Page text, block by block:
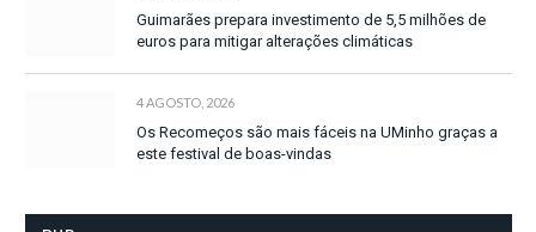
Guimarães prepara investimento de 5,5 milhões de
euros para mitigar alterações climáticas
4 AGOSTO, 2026
Os Recomeços são mais fáceis na UMinho graças a
este festival de boas-vindas